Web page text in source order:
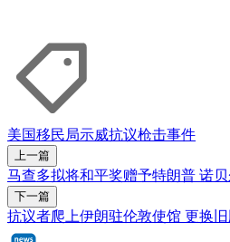
美国移民局示威抗议枪击事件
上一篇
马查多拟将和平奖赠予特朗普 诺
下一篇
抗议者爬上伊朗驻伦敦使馆 更换